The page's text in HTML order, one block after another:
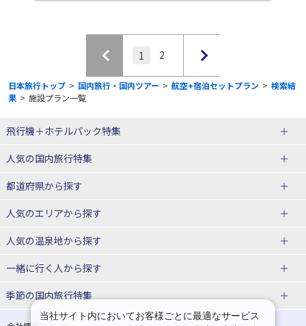
1 2
日本旅行トップ > 国内旅行・国内ツアー > 航空+宿泊セットプラン > 検索結
果 > 施設プラン一覧
当社サイト内においてお客様ごとに最適なサービス
飛行機＋ホテルパック特集
赤い風船ダイナミックパッケージ
ＪＡＬで行く飛行機+ホテルパック
人気の国内旅行特集
東京ディズニーリゾート®への旅
ユニバーサル・スタジオ・ジャパ
都道府県から探す
北海道旅行・ツアー
東北
青森旅行・ツアー
宮城旅行・ツアー
秋田旅行・ツアー
人気のエリアから探す
函館旅行
仙台旅行
人気の温泉地から探す
北海道
湯の川温泉(北海道)
十勝川温泉(北海道)
阿寒湖温泉(北海道)
一緒に行く人から探す
一人旅 国内版
カップル・夫婦旅行 国内版
女子旅 国内版
季節の国内旅行特集
桜・お花見特集 ゴールデンウィーク（GW）の国内